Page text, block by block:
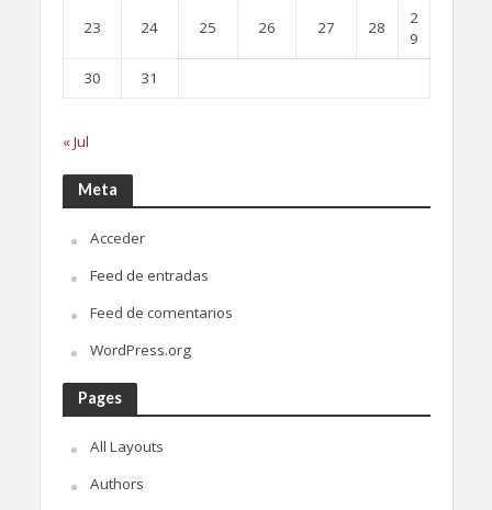
23 24 25 26 27 28
2
9
30
31
« Jul
Meta
Acceder
Feed de entradas
Feed de comentarios
WordPress.org
Pages
All Layouts
Authors